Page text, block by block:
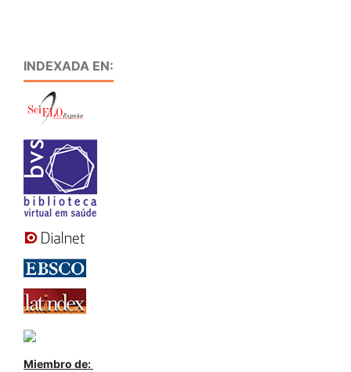
INDEXADA EN:
Miembro de: